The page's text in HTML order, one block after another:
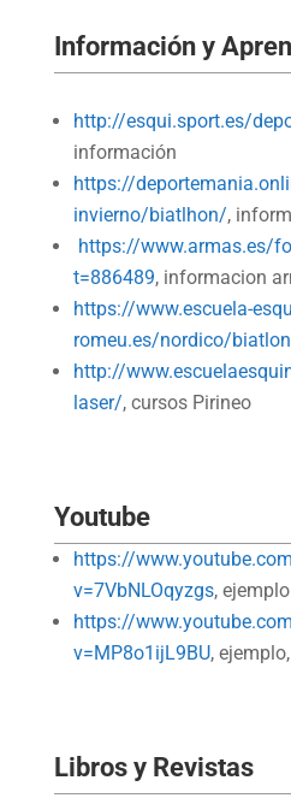
Información y
http://esqui.sport.es/
información
https://
invierno/biatlhon/,
https://www.armas.es/
t=886489, informacion
https://www.escuela-
romeu.es/nordico/
http://
laser/, cursos Pirineo
Youtube
https://
v=7VbNLOqyzgs, ejemplo
https://
v=MP8o1ijL9BU,
Libros y Revistas